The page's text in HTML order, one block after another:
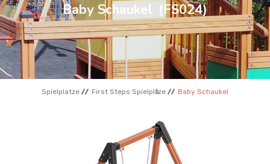
SKATEPARKS
HOLZHӒUSER
STADTMOBEL
Baby Schaukel (FS024)
Spielplatze First Steps Spielplӓtze Baby Schaukel